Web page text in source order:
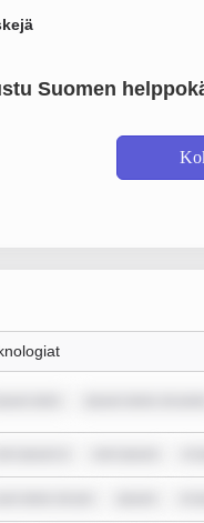
Suomen